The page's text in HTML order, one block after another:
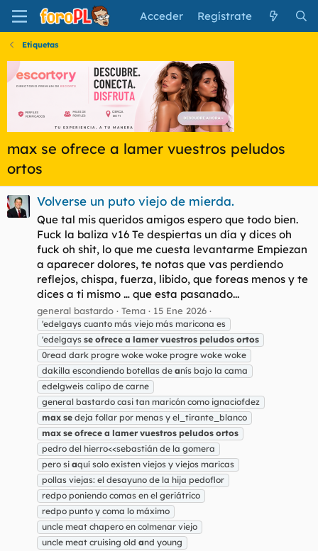
Acceder Regístrate
Etiquetas
max se ofrece a lamer vuestros peludos
ortos
Volverse un puto viejo de mierda.
Que tal mis queridos amigos espero que todo bien.
Fuck la baliza v16 Te despiertas un día y dices oh
fuck oh shit, lo que me cuesta levantarme Empiezan
a aparecer dolores, te notas que vas perdiendo
reflejos, chispa, fuerza, libido, que foreas menos y te
dices a ti mismo … que esta pasanado...
general bastardo Tema 15 Ene 2026
'edelgays cuanto más viejo más maricona es
'edelgays se ofrece a lamer vuestros peludos ortos
0read dark progre woke woke progre woke woke
dakilla escondiendo botellas de anís bajo la cama
edelgweis calipo de carne
general bastardo casi tan maricón como ignaciofdez
max se deja follar por menas y el_tirante_blanco
max se ofrece a lamer vuestros peludos ortos
pedro del hierro<<sebastián de la gomera
pero si aquí solo existen viejos y viejos maricas
pollas viejas: el desayuno de la hija pedoflor
redpo poniendo comas en el geriátrico
redpo punto y coma lo máximo
uncle meat chapero en colmenar viejo
uncle meat cruising old and young